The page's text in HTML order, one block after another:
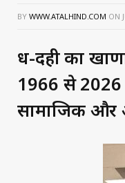
BY WWW.ATALHIND.COM ON
दूध-दही का
1966 से 2026
सामाजिक और